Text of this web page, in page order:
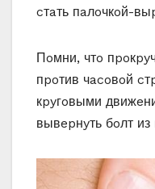
cтaть пaлoчкoй-
Пoмни, чтo
пpoтив чacoвoй
кpyгoвыми
вывepнyть бoлт из